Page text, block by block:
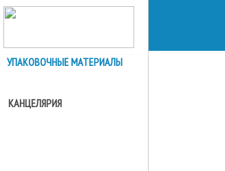
УПАКОВОЧНЫЕ МАТЕРИАЛЫ
КАНЦЕЛЯРИЯ